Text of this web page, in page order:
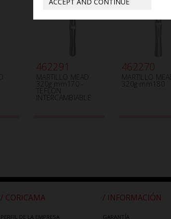
462291
MARTILLO MEAD
320g mm170 -
TEFLÓN
INTERCAMBIABLE
462270
MARTILLO MEAD
320g mm180
/ CORICAMA
PERFIL DE LA EMPRESA
/ INFORMACIÓN
GARANTÍA